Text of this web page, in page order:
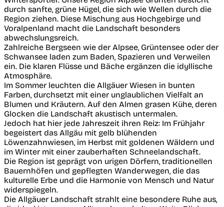
durch sanfte, grüne Hügel, die sich wie Wellen durch die
Region ziehen. Diese Mischung aus Hochgebirge und
Voralpenland macht die Landschaft besonders
abwechslungsreich.
Zahlreiche Bergseen wie der Alpsee, Grüntensee oder der
Schwansee laden zum Baden, Spazieren und Verweilen
ein. Die klaren Flüsse und Bäche ergänzen die idyllische
Atmosphäre.
Im Sommer leuchten die Allgäuer Wiesen in bunten
Farben, durchsetzt mit einer unglaublichen Vielfalt an
Blumen und Kräutern. Auf den Almen grasen Kühe, deren
Glocken die Landschaft akustisch untermalen.
Jedoch hat hier jede Jahreszeit ihren Reiz: Im Frühjahr
begeistert das Allgäu mit gelb blühenden
Löwenzahnwiesen, im Herbst mit goldenen Wäldern und
im Winter mit einer zauberhaften Schneelandschaft.
Die Region ist geprägt von urigen Dörfern, traditionellen
Bauernhöfen und gepflegten Wanderwegen, die das
kulturelle Erbe und die Harmonie von Mensch und Natur
widerspiegeln.
Die Allgäuer Landschaft strahlt eine besondere Ruhe aus,